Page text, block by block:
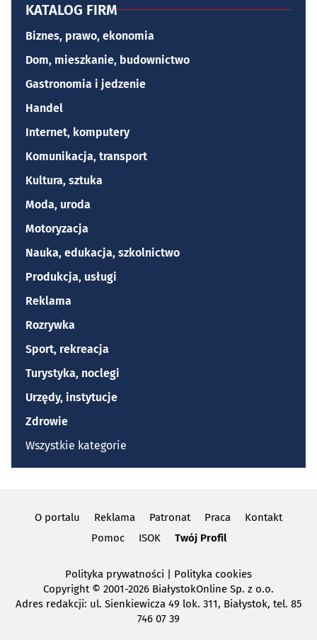
KATALOG FIRM
Biznes, prawo, ekonomia
Dom, mieszkanie, budownictwo
Gastronomia i jedzenie
Handel
Internet, komputery
Komunikacja, transport
Kultura, sztuka
Moda, uroda
Motoryzacja
Nauka, edukacja, szkolnictwo
Produkcja, usługi
Reklama
Rozrywka
Sport, rekreacja
Turystyka, noclegi
Urzędy, instytucje
Zdrowie
Wszystkie kategorie
O portalu Reklama Patronat Praca
Kontakt
Pomoc
ISOK Twój Profil
Polityka prywatności | Polityka cookies
Copyright © 2001-2026 BiałystokOnline Sp. z o.o.
Adres redakcji: ul. Sienkiewicza 49 lok. 311, Białystok, tel. 85
746 07 39